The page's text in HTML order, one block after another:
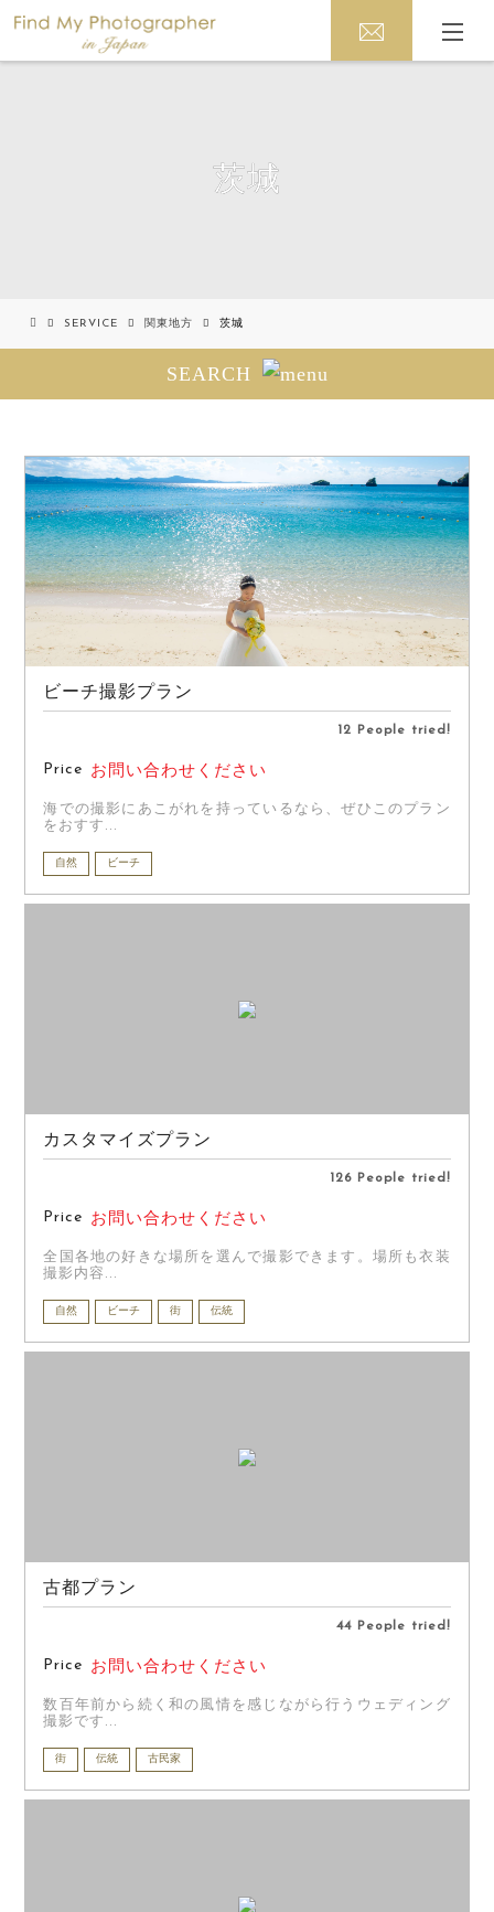
茨城
SERVICE 関東地方 茨城
ビーチ撮影プラン
12 People tried!
Price お問い合わせください
海での撮影にあこがれを持っているなら、ぜひこのプラン
をおすす...
自然 ビーチ
カスタマイズプラン
126 People tried!
Price お問い合わせください
全国各地の好きな場所を選んで撮影できます。場所も衣装
撮影内容...
自然 ビーチ 街 伝統
古都プラン
44 People tried!
Price お問い合わせください
数百年前から続く和の風情を感じながら行うウェディング
撮影です...
街 伝統 古民家
SEARCH